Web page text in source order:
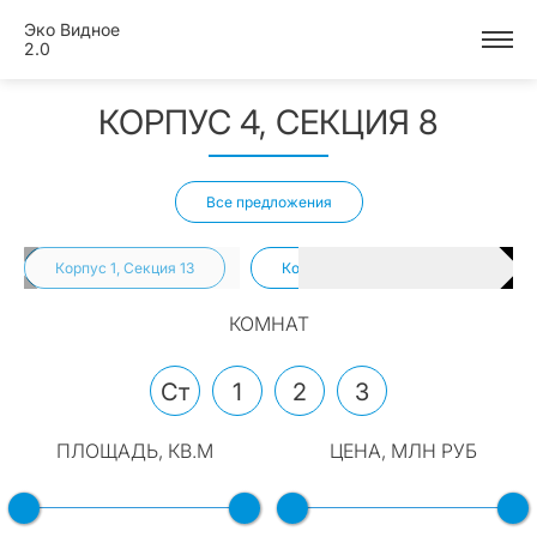
Эко Видное
2.0
КОРПУС 4, СЕКЦИЯ 8
Все предложения
Корпус 1, Секция 13 Корпус 1, Секция 18
КОМНАТ
Ст 1 2 3
ПЛОЩАДЬ, КВ.М ЦЕНА, МЛН РУБ